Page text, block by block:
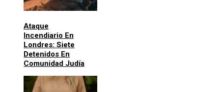
Ataque
Incendiario En
Londres: Siete
Detenidos En
Comunidad Judía